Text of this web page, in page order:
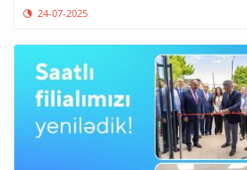
24-07-2025